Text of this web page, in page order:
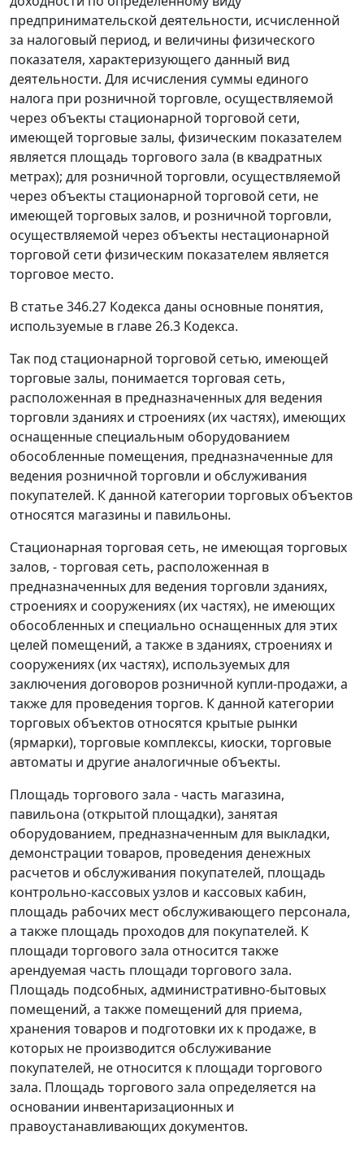
предпринимательской деятельности, исчисленной
за налоговый период, и величины физического
показателя, характеризующего данный вид
деятельности. Для исчисления суммы единого
налога при розничной торговле, осуществляемой
через объекты стационарной торговой сети,
имеющей торговые залы, физическим показателем
является площадь торгового зала (в квадратных
метрах); для розничной торговли, осуществляемой
через объекты стационарной торговой сети, не
имеющей торговых залов, и розничной торговли,
осуществляемой через объекты нестационарной
торговой сети физическим показателем является
торговое место.
В статье 346.27 Кодекса даны основные понятия,
используемые в главе 26.3 Кодекса.
Так под стационарной торговой сетью, имеющей
торговые залы, понимается торговая сеть,
расположенная в предназначенных для ведения
торговли зданиях и строениях (их частях), имеющих
оснащенные специальным оборудованием
обособленные помещения, предназначенные для
ведения розничной торговли и обслуживания
покупателей. К данной категории торговых объектов
относятся магазины и павильоны.
Стационарная торговая сеть, не имеющая торговых
залов, - торговая сеть, расположенная в
предназначенных для ведения торговли зданиях,
строениях и сооружениях (их частях), не имеющих
обособленных и специально оснащенных для этих
целей помещений, а также в зданиях, строениях и
сооружениях (их частях), используемых для
заключения договоров розничной купли-продажи, а
также для проведения торгов. К данной категории
торговых объектов относятся крытые рынки
(ярмарки), торговые комплексы, киоски, торговые
автоматы и другие аналогичные объекты.
Площадь торгового зала - часть магазина,
павильона (открытой площадки), занятая
оборудованием, предназначенным для выкладки,
демонстрации товаров, проведения денежных
расчетов и обслуживания покупателей, площадь
контрольно-кассовых узлов и кассовых кабин,
площадь рабочих мест обслуживающего персонала,
а также площадь проходов для покупателей. К
площади торгового зала относится также
арендуемая часть площади торгового зала.
Площадь подсобных, административно-бытовых
помещений, а также помещений для приема,
хранения товаров и подготовки их к продаже, в
которых не производится обслуживание
покупателей, не относится к площади торгового
зала. Площадь торгового зала определяется на
основании инвентаризационных и
правоустанавливающих документов.